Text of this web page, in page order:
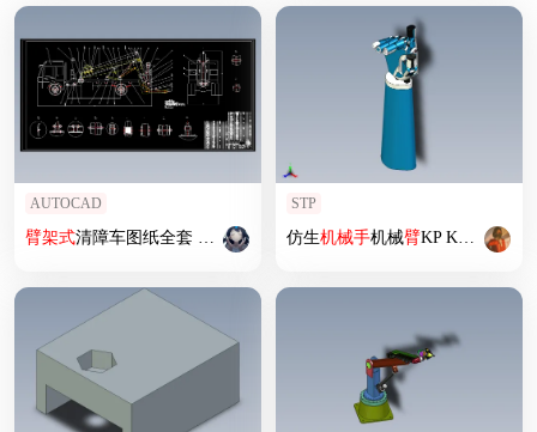
AUTOCAD
臂架式清障车图纸全套 含CAD图纸说明文档参考
STP
仿生机械手机械臂KP Kuspito